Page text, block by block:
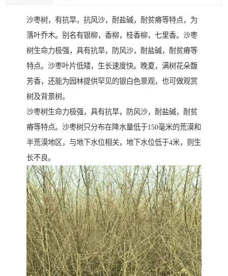
沙枣树，有抗旱，抗风沙，耐盐碱，耐贫瘠等特点，为
落叶乔木。别名有银柳，香柳，桂香柳，七里香。沙枣
树生命力极强，具有抗旱，防风沙，耐盐碱，耐贫瘠等
特点。沙枣叶片低矮，生长速度快。晚夏，满树花朵馥
芳香，还能为园林提供罕见的银白色景观，也可做观赏
树及背景树。
沙枣树生命力极强，具有抗旱，防风沙，耐盐碱，耐贫
瘠等特点。沙枣树只分布在降水量低于150毫米的荒漠和
半荒漠地区，与地下水位相关，地下水位低于4米，则生
长不良。